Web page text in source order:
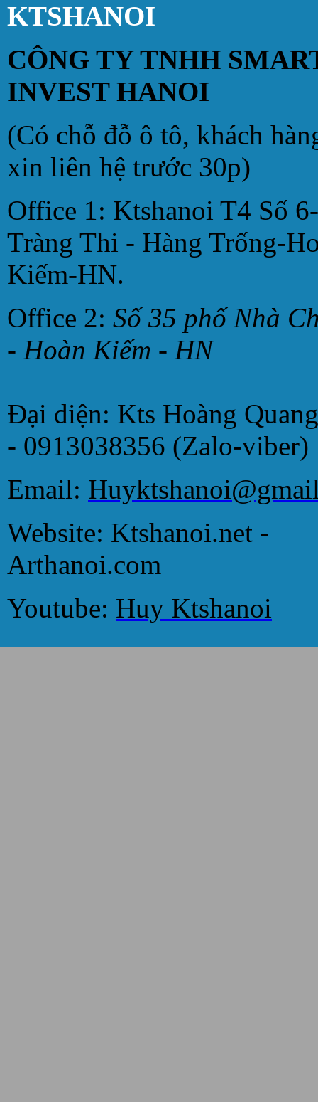
KTSHANOI
CÔNG TY TNHH
INVEST HANOI
(Có chỗ đỗ ô tô, khách
xin liên hệ trước 30p)
Office 1: Ktshanoi T4 Số
Tràng Thi - Hàng Trống-
Kiếm-HN.
Office 2: Số 35 phố Nhà
- Hoàn Kiếm - HN
Đại diện: Kts Hoàng
- 0913038356 (Zalo-viber)
Email:
Website: Ktshanoi.net -
Arthanoi.com
Youtube: Huy Ktshanoi